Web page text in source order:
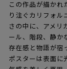
この作品が描かれ
り注ぐカリフォル
さの中に、アメリ
ール、階段、静か
存在感と物語が宿
ポスターは表面に